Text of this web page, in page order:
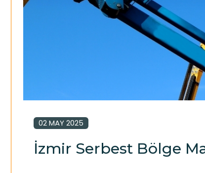
02 MAY 2025
İzmir Serbest Bölge